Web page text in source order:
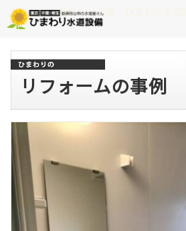
Skip
to
content
つまり、水漏れなど修理 ひまわり水道
リフォームの事例